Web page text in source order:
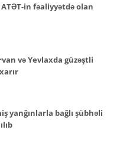
in fəaliyyətdə olan
və Yevlaxda güzəştli
yanğınlarla bağlı şübhəli